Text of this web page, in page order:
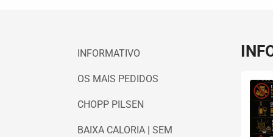
INFORMATIVO
OS MAIS PEDIDOS
CHOPP PILSEN
BAIXA CALORIA | SEM